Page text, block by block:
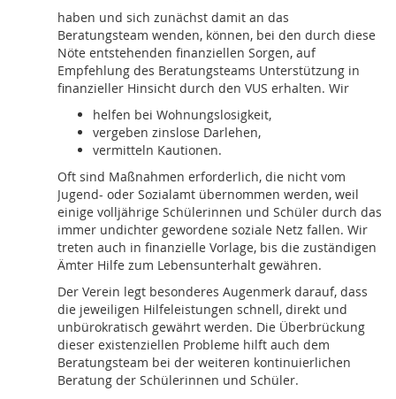
haben und sich zunächst damit an das
Beratungsteam wenden, können, bei den durch diese
Nöte entstehenden finanziellen Sorgen, auf
Empfehlung des Beratungsteams Unterstützung in
finanzieller Hinsicht durch den VUS erhalten. Wir
helfen bei Wohnungslosigkeit,
vergeben zinslose Darlehen,
vermitteln Kautionen.
Oft sind Maßnahmen erforderlich, die nicht vom
Jugend- oder Sozialamt übernommen werden, weil
einige volljährige Schülerinnen und Schüler durch das
immer undichter gewordene soziale Netz fallen. Wir
treten auch in finanzielle Vorlage, bis die zuständigen
Ämter Hilfe zum Lebensunterhalt gewähren.
Der Verein legt besonderes Augenmerk darauf, dass
die jeweiligen Hilfeleistungen schnell, direkt und
unbürokratisch gewährt werden. Die Überbrückung
dieser existenziellen Probleme hilft auch dem
Beratungsteam bei der weiteren kontinuierlichen
Beratung der Schülerinnen und Schüler.